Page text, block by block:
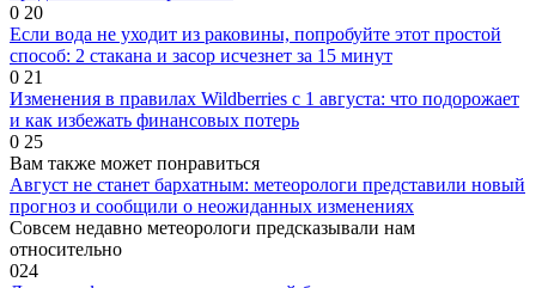
0 20
Если вода не уходит из раковины, попробуйте этот простой
способ: 2 стакана и засор исчезнет за 15 минут
0 21
Изменения в правилах Wildberries с 1 августа: что подорожает
и как избежать финансовых потерь
0 25
Вам также может понравиться
Август не станет бархатным: метеорологи представили новый
прогноз и сообщили о неожиданных изменениях
Совсем недавно метеорологи предсказывали нам
относительно
024